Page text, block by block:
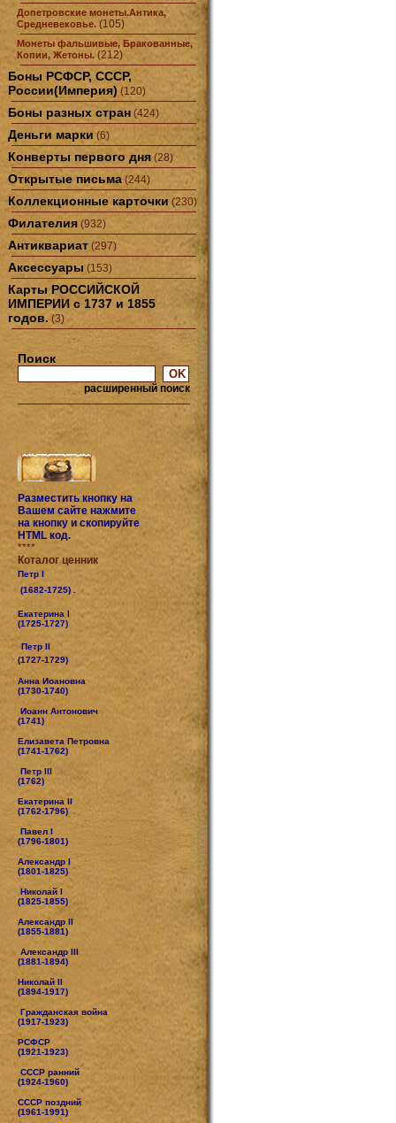
Допетровские монеты.Антика,
Средневековье. (105)
Монеты фальшивые, Бракованные,
Копии, Жетоны. (212)
Боны РСФСР, СССР,
России(Империя) (120)
Боны разных стран (424)
Деньги марки (6)
Конверты первого дня (28)
Открытые письма (244)
Коллекционные карточки (230)
Филателия (932)
Антиквариат (297)
Аксессуары (153)
Карты РОССИЙСКОЙ
ИМПЕРИИ с 1737 и 1855
годов. (3)
Поиск
расширенный поиск
Разместить кнопку на
Вашем сайте нажмите
на кнопку и скопируйте
HTML код.
****
Коталог ценник
Петр I
(1682-1725) .
Екатерина I
(1725-1727)
Петр II
(1727-1729)
Анна Иоановна
(1730-1740)
Иоанн Антонович
(1741)
Елизавета Петровна
(1741-1762)
Петр III
(1762)
Екатерина II
(1762-1796)
Павел I
(1796-1801)
Александр I
(1801-1825)
Николай I
(1825-1855)
Александр II
(1855-1881)
Александр III
(1881-1894)
Николай II
(1894-1917)
Гражданская война
(1917-1923)
РСФСР
(1921-1923)
СССР ранний
(1924-1960)
СССР поздний
(1961-1991)